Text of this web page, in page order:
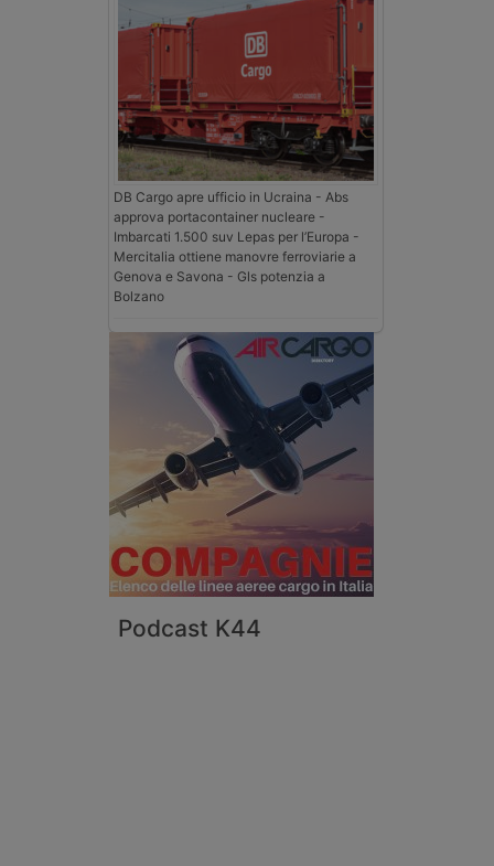
DB Cargo apre ufficio in Ucraina - Abs
approva portacontainer nucleare -
Imbarcati 1.500 suv Lepas per l’Europa -
Mercitalia ottiene manovre ferroviarie a
Genova e Savona - Gls potenzia a
Bolzano
Podcast K44